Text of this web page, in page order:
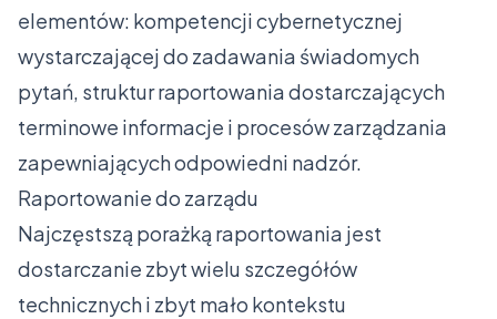
elementów: kompetencji cybernetycznej
wystarczającej do zadawania świadomych
pytań, struktur raportowania dostarczających
terminowe informacje i procesów zarządzania
zapewniających odpowiedni nadzór.
Raportowanie do zarządu
Najczęstszą porażką raportowania jest
dostarczanie zbyt wielu szczegółów
technicznych i zbyt mało kontekstu